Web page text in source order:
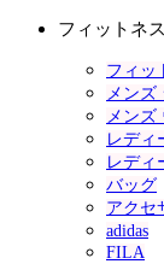
フィットネ
フィッ
メンズ
メンズ
レディ
レディ
バッグ
アクセ
adidas
FILA